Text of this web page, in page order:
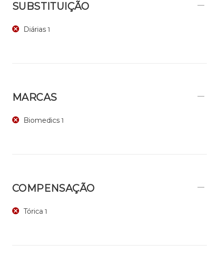
SUBSTITUIÇÃO
Diárias 1
MARCAS
Biomedics 1
COMPENSAÇÃO
Tórica 1